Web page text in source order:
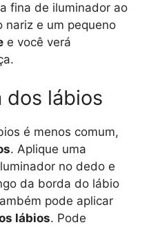
fina de iluminador ao
nariz e um pequeno
e você verá
dos lábios
é menos comum,
. Aplique uma
no dedo e
da borda do lábio
pode aplicar
lábios. Pode